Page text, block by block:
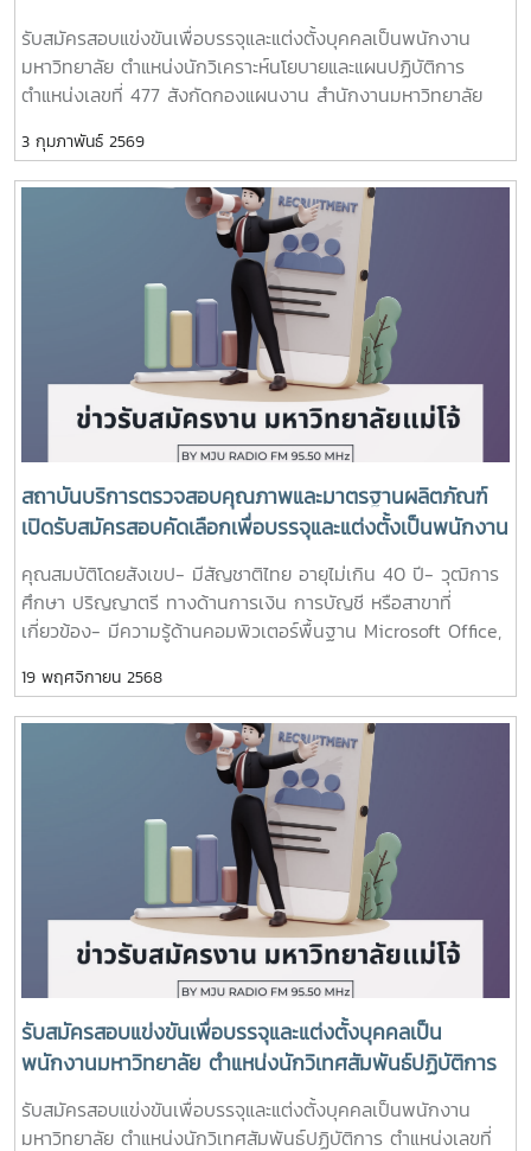
ปฏิบัติการ ตำแหน่งเลขที่ 477 สังกัดกองแผนงาน
สำนักงานมหาวิทยาลัย
รับสมัครสอบแข่งขันเพื่อบรรจุและแต่งตั้งบุคคลเป็นพนักงาน
มหาวิทยาลัย ตำแหน่งนักวิเคราะห์นโยบายและแผนปฏิบัติการ
ตำแหน่งเลขที่ 477 สังกัดกองแผนงาน สำนักงานมหาวิทยาลัย
3 กุมภาพันธ์ 2569
สถาบันบริการตรวจสอบคุณภาพและมาตรฐานผลิตภัณฑ์
เปิดรับสมัครสอบคัดเลือกเพื่อบรรจุและแต่งตั้งเป็นพนักงาน
สถาบัน ตำแหน่ง นักวิชาการเงินและบัญชี อัตราเงินเดือน
19,950 บาท
คุณสมบัติโดยสังเขป- มีสัญชาติไทย อายุไม่เกิน 40 ปี- วุฒิการ
ศึกษา ปริญญาตรี ทางด้านการเงิน การบัญชี หรือสาขาที่
เกี่ยวข้อง- มีความรู้ด้านคอมพิวเตอร์พื้นฐาน Microsoft Office,
และเอกสารสรุปผล- มีความรับผิดชอบ ละเอียดรอบคอบ และ
ทำงานเป็นทีมได้ดี- สามารถปฏิบัติงานนอกเวลาได้เป็นบางครั้ง
ตามภารกิจ การรับสมัครผู้สนใจสามารถดูและดาวน์โหลดราย
ละเอียดและยื่นใบสมัครได้ที่ Facebook :
https://www.facebook.com/IQSMaejoใบสมัครงาน :
https://iqs.mju.ac.th/wtms_documentAdminPage.aspx?
bID=19573ส่งใบสมัครแบบ PDF มาที่อีเมล :
saraban.iqs@mju.ac.thตั้งแต่วันนี้ – 25 พฤศจิกายน 2568
กำหนดการสอบประกาศรายชื่อผู้มีสิทธิ์สอบ : 29 พฤศจิกายน
2568สอบข้อเขียนและสอบสัมภาษณ์ : 2 ธันวาคม 2568(ตามราย
ละเอียดในประกาศ)
19 พฤศจิกายน 2568
รับสมัครสอบแข่งขันเพื่อบรรจุและแต่งตั้งบุคคลเป็น
พนักงานมหาวิทยาลัย ตำแหน่งนักวิเทศสัมพันธ์ปฏิบัติการ
ตำแหน่งเลขที่ 766 สังกัดกองวิเทศสัมพันธ์ สำนักงาน
มหาวิทยาลัย
รับสมัครสอบแข่งขันเพื่อบรรจุและแต่งตั้งบุคคลเป็นพนักงาน
มหาวิทยาลัย ตำแหน่งนักวิเทศสัมพันธ์ปฏิบัติการ ตำแหน่งเลขที่